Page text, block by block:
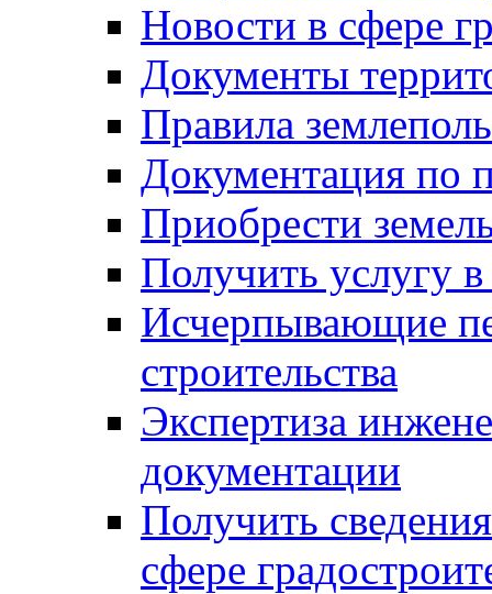
Новости в сфере
Документы
Правила
Документация по
Приобрести
Получить услугу в
Исчерпывающие
строительства
Экспертиза
документации
Получить
сфере